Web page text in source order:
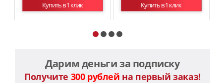
Купить в 1 клик
Купить в 1 клик
Дарим деньги за подписку
Получите 300 рублей на первый заказ!